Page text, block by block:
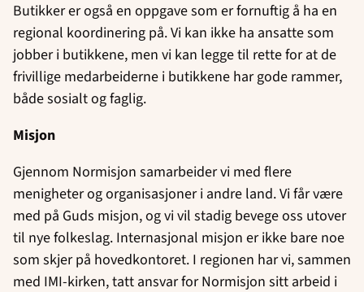
Butikker er også en oppgave som er fornuftig å ha en
regional koordinering på. Vi kan ikke ha ansatte som
jobber i butikkene, men vi kan legge til rette for at de
frivillige medarbeiderne i butikkene har gode rammer,
både sosialt og faglig.
Misjon
Gjennom Normisjon samarbeider vi med flere
menigheter og organisasjoner i andre land. Vi får være
med på Guds misjon, og vi vil stadig bevege oss utover
til nye folkeslag. Internasjonal misjon er ikke bare noe
som skjer på hovedkontoret. I regionen har vi, sammen
med IMI-kirken, tatt ansvar for Normisjon sitt arbeid i